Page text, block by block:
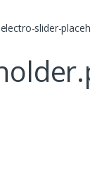
electro-slider-